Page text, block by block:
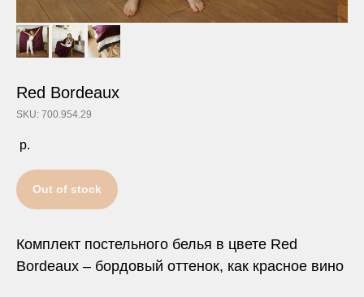
Red Bordeaux
SKU: 700.954.29
р.
Out of stock
Комплект постельного белья в цвете Red
Bordeaux – бордовый оттенок, как красное вино